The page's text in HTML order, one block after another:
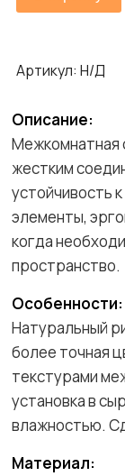
Артикул: Н/Д
Описание:
Межкомнатная
жестким
устойчивость
элементы,
когда
пространство.
Особенности:
Натуральный
более точная
текстурами
установка в
влажностью.
Материал: